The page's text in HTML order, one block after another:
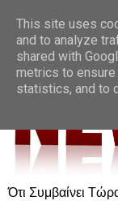
Ότι Συμβαίνει
This site uses
and to analyze
shared with
metrics to
statistics, and to